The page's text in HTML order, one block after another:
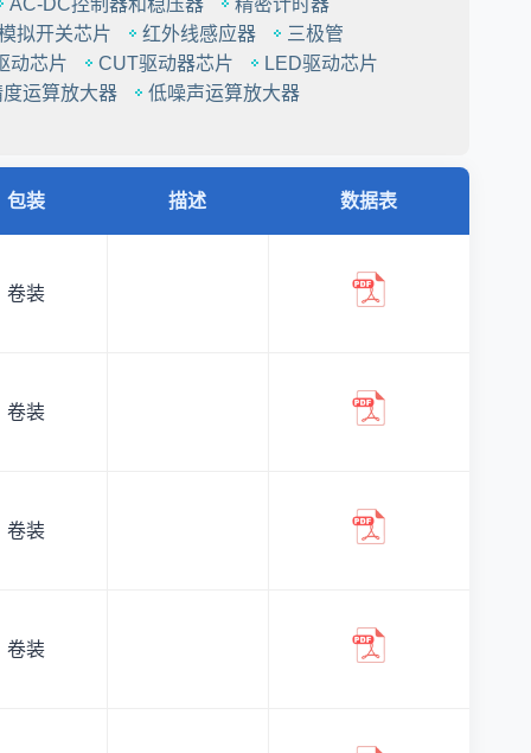
AC-DC控制器和稳压器
精密计时器
拟开关芯片
红外线感应器
三极管
动芯片
CUT驱动器芯片
LED驱动芯片
运算放大器
低噪声运算放大器
包装 描述 数据表
卷装
卷装
卷装
卷装